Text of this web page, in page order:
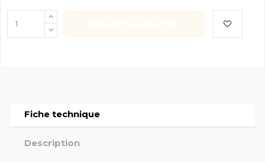
Fiche technique
Description